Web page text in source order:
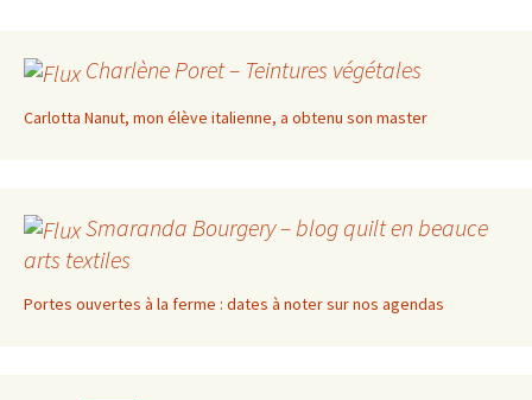
Charlène Poret – Teintures végétales
Carlotta Nanut, mon élève italienne, a obtenu son master
Smaranda Bourgery – blog quilt en beauce
arts textiles
Portes ouvertes à la ferme : dates à noter sur nos agendas